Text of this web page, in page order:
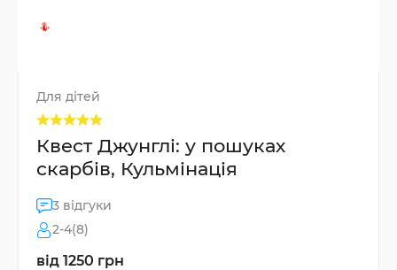
Для дітей
Квест Джунглі: у пошуках
скарбів, Кульмінація
3 відгуки
2-4(8)
від 1250 грн